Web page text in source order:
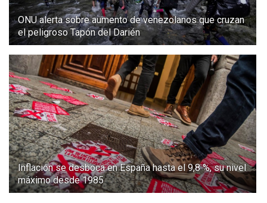
ONU alerta sobre aumento de venezolanos que cruzan
el peligroso Tapón del Darién
Inflación se desboca en España hasta el 9,8 %, su nivel
máximo desde 1985